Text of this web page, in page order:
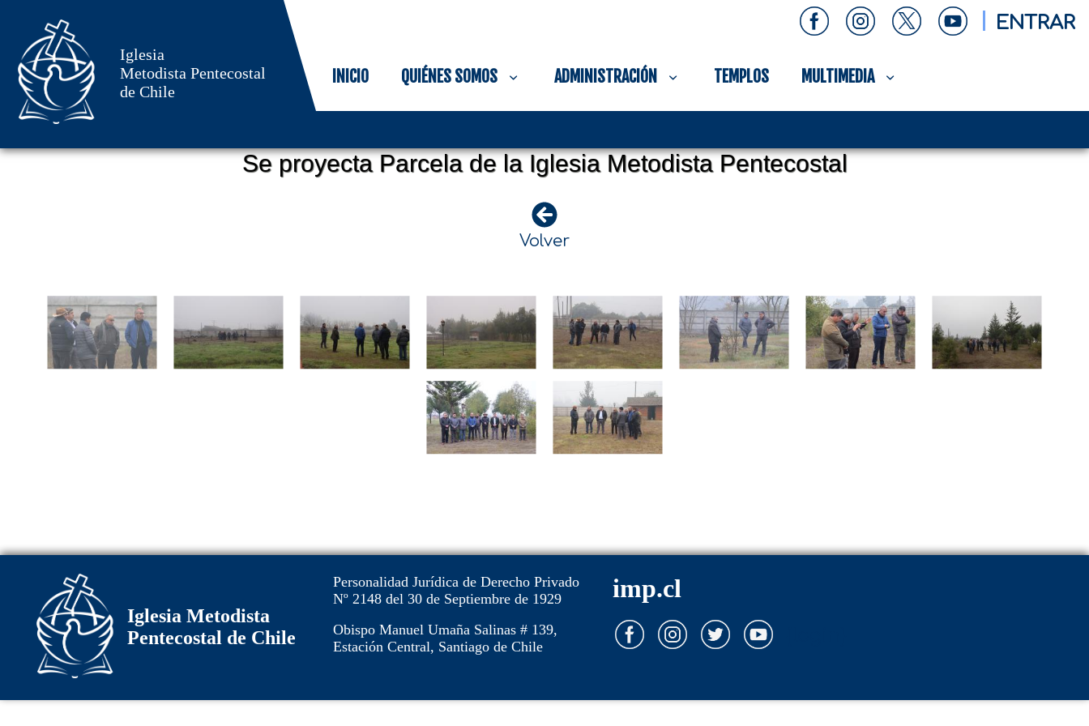
Iglesia
Metodista Pentecostal
de Chile
ENTRAR
INICIO QUIÉNES SOMOS ADMINISTRACIÓN TEMPLOS MULTIMEDIA
Se proyecta Parcela de la Iglesia Metodista Pentecostal
Volver
Iglesia Metodista
Pentecostal de Chile
Personalidad Jurídica de Derecho Privado
Nº 2148 del 30 de Septiembre de 1929
Obispo Manuel Umaña Salinas # 139,
Estación Central, Santiago de Chile
imp.cl